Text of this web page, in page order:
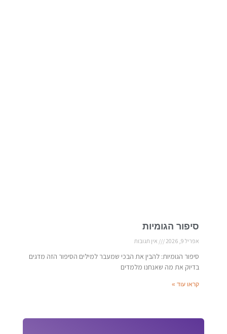
סיפור הגומיות
אפריל 9, 2026 אין תגובות
סיפור הגומיות: להבין את הבכי שמעבר למילים הסיפור הזה מדגים
בדיוק את מה שאנחנו מלמדים
קראו עוד »